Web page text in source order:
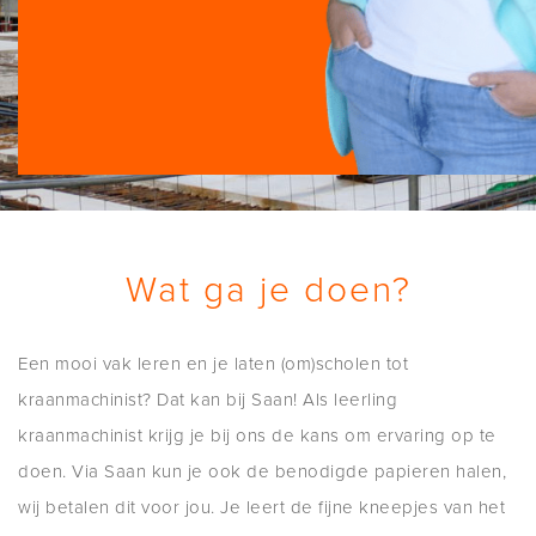
Wat ga je doen?
Een mooi vak leren en je laten (om)scholen tot
kraanmachinist? Dat kan bij Saan! Als leerling
kraanmachinist krijg je bij ons de kans om ervaring op te
doen. Via Saan kun je ook de benodigde papieren halen,
wij betalen dit voor jou. Je leert de fijne kneepjes van het